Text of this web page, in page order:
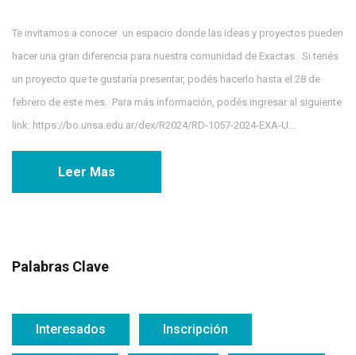
Te invitamos a conocer un espacio donde las ideas y proyectos pueden
hacer una gran diferencia para nuestra comunidad de Exactas. Si tenés
un proyecto que te gustaría presentar, podés hacerlo hasta el 28 de
febrero de este mes. Para más información, podés ingresar al siguiente
link: https://bo.unsa.edu.ar/dex/R2024/RD-1057-2024-EXA-U...
Leer Mas
Palabras Clave
Interesados Inscripción